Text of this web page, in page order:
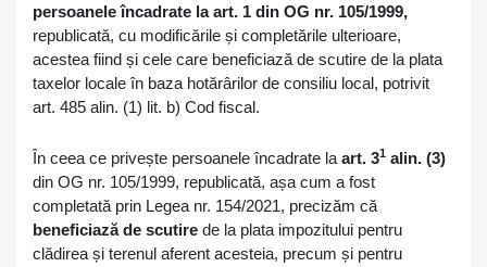
persoanele încadrate la art. 1 din OG nr. 105/1999,
republicată, cu modificările și completările ulterioare,
acestea fiind și cele care beneficiază de scutire de la plata
taxelor locale în baza hotărârilor de consiliu local, potrivit
art. 485 alin. (1) lit. b) Cod fiscal.
În ceea ce privește persoanele încadrate la art. 31 alin. (3)
din OG nr. 105/1999, republicată, așa cum a fost
completată prin Legea nr. 154/2021, precizăm că
beneficiazăde scutire de la plata impozitului pentru
clădirea și terenul aferent acesteia, precum și pentru